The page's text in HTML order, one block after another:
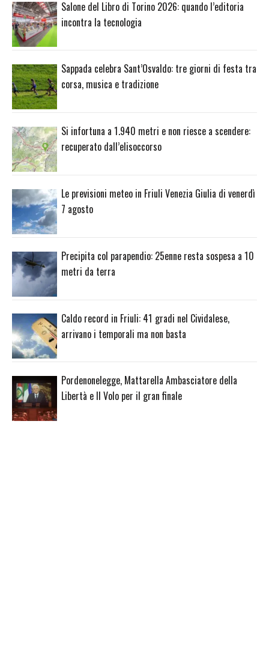
Salone del Libro di Torino 2026: quando l’editoria
incontra la tecnologia
Sappada celebra Sant’Osvaldo: tre giorni di festa tra
corsa, musica e tradizione
Si infortuna a 1.940 metri e non riesce a scendere:
recuperato dall’elisoccorso
Le previsioni meteo in Friuli Venezia Giulia di venerdì
7 agosto
Precipita col parapendio: 25enne resta sospesa a 10
metri da terra
Caldo record in Friuli: 41 gradi nel Cividalese,
arrivano i temporali ma non basta
Pordenonelegge, Mattarella Ambasciatore della
Libertà e Il Volo per il gran finale